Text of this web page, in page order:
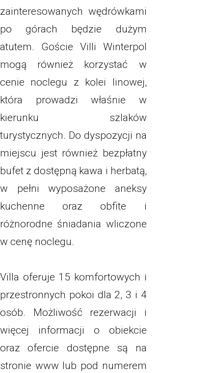
zainteresowanych wędrówkami
po górach będzie dużym
atutem. Goście Villi Winterpol
mogą również korzystać w
cenie noclegu z kolei linowej,
która prowadzi właśnie w
kierunku szlaków
turystycznych. Do dyspozycji na
miejscu jest również bezpłatny
bufet z dostępną kawa i herbatą,
w pełni wyposażone aneksy
kuchenne oraz obfite i
różnorodne śniadania wliczone
w cenę noclegu.
Villa oferuje 15 komfortowych i
przestronnych pokoi dla 2, 3 i 4
osób. Możliwość rezerwacji i
więcej informacji o obiekcie
oraz ofercie dostępne są na
stronie www lub pod numerem